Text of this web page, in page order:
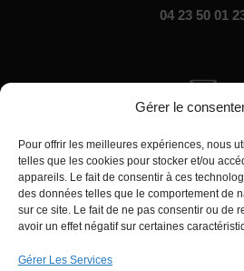
Gérer le
Pour offrir les meilleures expériences, nous
telles que les cookies pour stocker et/ou
appareils. Le fait de consentir à ces
des données telles que le comportement de
sur ce site. Le fait de ne pas consentir ou de
avoir un effet négatif sur certaines
Gérer Les Services
04 23 50 01